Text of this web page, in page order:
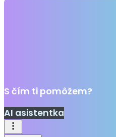
S čím ti pomôžem?
AI asistentka